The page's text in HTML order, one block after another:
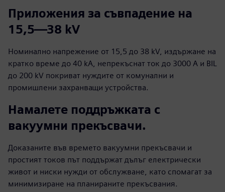
Приложения за съвпадение на
15,5—38 kV
Номинално напрежение от 15,5 до 38 kV, издържане на
кратко време до 40 kA, непрекъснат ток до 3000 A и BIL
до 200 kV покриват нуждите от комунални и
промишлени захранващи устройства.
Намалете поддръжката с
вакуумни прекъсвачи.
Доказаните във времето вакуумни прекъсвачи и
простият токов път поддържат дълъг електрически
живот и ниски нужди от обслужване, като спомагат за
минимизиране на планираните прекъсвания.